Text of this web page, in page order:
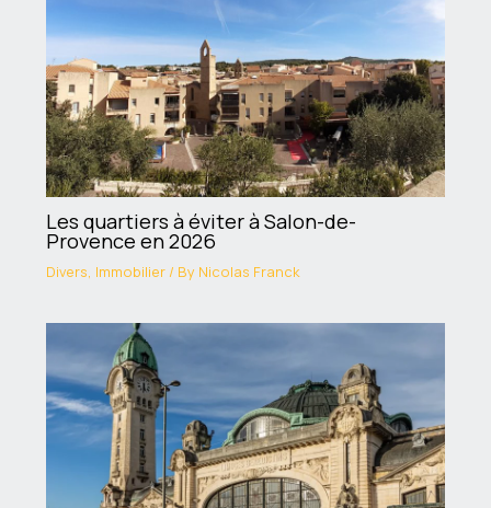
Les quartiers à éviter à Salon-de-
Provence en 2026
Divers Immobilier/ By Nicolas Franck